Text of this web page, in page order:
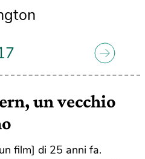
un vecchio
film] di 25 anni fa.